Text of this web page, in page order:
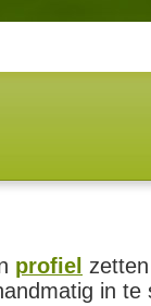
profiel
in